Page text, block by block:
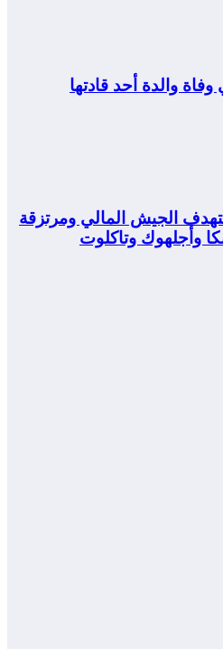
والدة أحد قادتها
الجيش المالي ومرتزقة
وأجلهوك وتاكلوت